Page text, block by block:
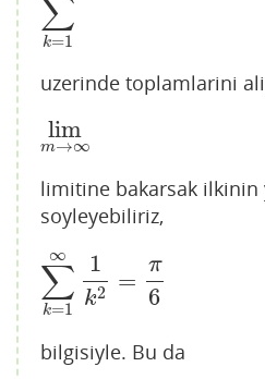
∑
k=1
∑k 1
uzerinde toplamlarini
lim
m→∞
limm
limitine bakarsak ilkinin
soyleyebiliriz,
∑
k=1
∞ 1
k2 =
π
6
∑k =1∞1 k2= π6
bilgisiyle. Bu da